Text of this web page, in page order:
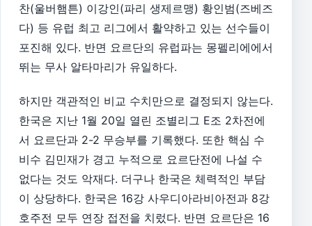
찬(울버햄튼) 이강인(파리 생제르맹) 황인범(즈베즈
다) 등 유럽 최고 리그에서 활약하고 있는 선수들이
포진해 있다. 반면 요르단의 유럽파는 몽펠리에에서
뛰는 무사 알타마리가 유일하다.
하지만 객관적인 비교 수치만으로 결정되지 않는다.
한국은 지난 1월 20일 열린 조별리그 E조 2차전에
서 요르단과 2-2 무승부를 기록했다. 또한 핵심 수
비수 김민재가 경고 누적으로 요르단전에 나설 수
없다는 것도 악재다. 더구나 한국은 체력적인 부담
이 상당하다. 한국은 16강 사우디아라비아전과 8강
호주전 모두 연장 접전을 치렀다. 반면 요르단은 16